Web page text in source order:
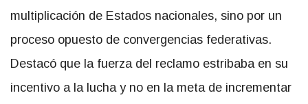
multiplicación de Estados nacionales, sino por un
proceso opuesto de convergencias federativas.
Destacó que la fuerza del reclamo estribaba en su
incentivo a la lucha y no en la meta de incrementar